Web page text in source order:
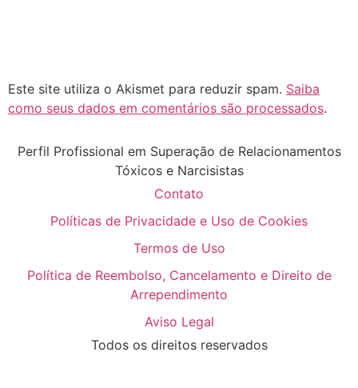
Este site utiliza o Akismet para reduzir spam. Saiba
como seus dados em comentários são processados.
Perfil Profissional em Superação de Relacionamentos
Tóxicos e Narcisistas
Contato
Políticas de Privacidade e Uso de Cookies
Termos de Uso
Política de Reembolso, Cancelamento e Direito de
Arrependimento
Aviso Legal
Todos os direitos reservados